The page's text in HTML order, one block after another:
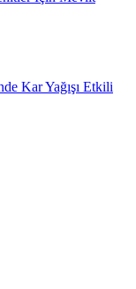
Kar Yağışı Etkili